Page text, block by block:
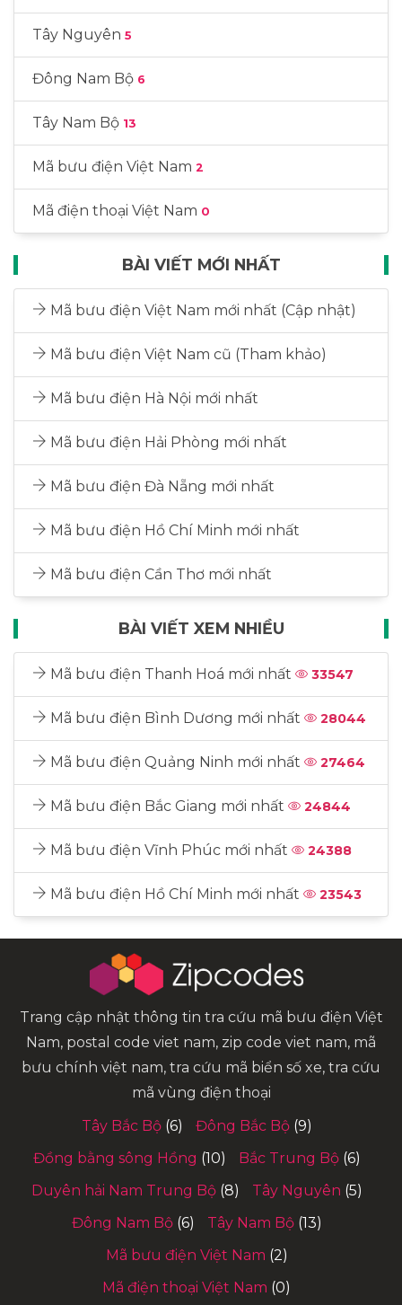
Tây Nguyên 5
Đông Nam Bộ 6
Tây Nam Bộ 13
Mã bưu điện Việt Nam 2
Mã điện thoại Việt Nam 0
BÀI VIẾT MỚI NHẤT
Mã bưu điện Việt Nam mới nhất (Cập nhật)
Mã bưu điện Việt Nam cũ (Tham khảo)
Mã bưu điện Hà Nội mới nhất
Mã bưu điện Hải Phòng mới nhất
Mã bưu điện Đà Nẵng mới nhất
Mã bưu điện Hồ Chí Minh mới nhất
Mã bưu điện Cần Thơ mới nhất
BÀI VIẾT XEM NHIỀU
Mã bưu điện Thanh Hoá mới nhất 33547
Mã bưu điện Bình Dương mới nhất 28044
Mã bưu điện Quảng Ninh mới nhất 27464
Mã bưu điện Bắc Giang mới nhất 24844
Mã bưu điện Vĩnh Phúc mới nhất 24388
Mã bưu điện Hồ Chí Minh mới nhất 23543
Trang cập nhật thông tin tra cứu mã bưu điện Việt
Nam, postal code viet nam, zip code viet nam, mã
bưu chính việt nam, tra cứu mã biển số xe, tra cứu
mã vùng điện thoại
Tây Bắc Bộ (6) Đông Bắc Bộ (9)
Đồng bằng sông Hồng (10) Bắc Trung Bộ (6)
Duyên hải Nam Trung Bộ (8) Tây Nguyên (5)
Đông Nam Bộ (6) Tây Nam Bộ (13)
Mã bưu điện Việt Nam (2)
Mã điện thoại Việt Nam (0)